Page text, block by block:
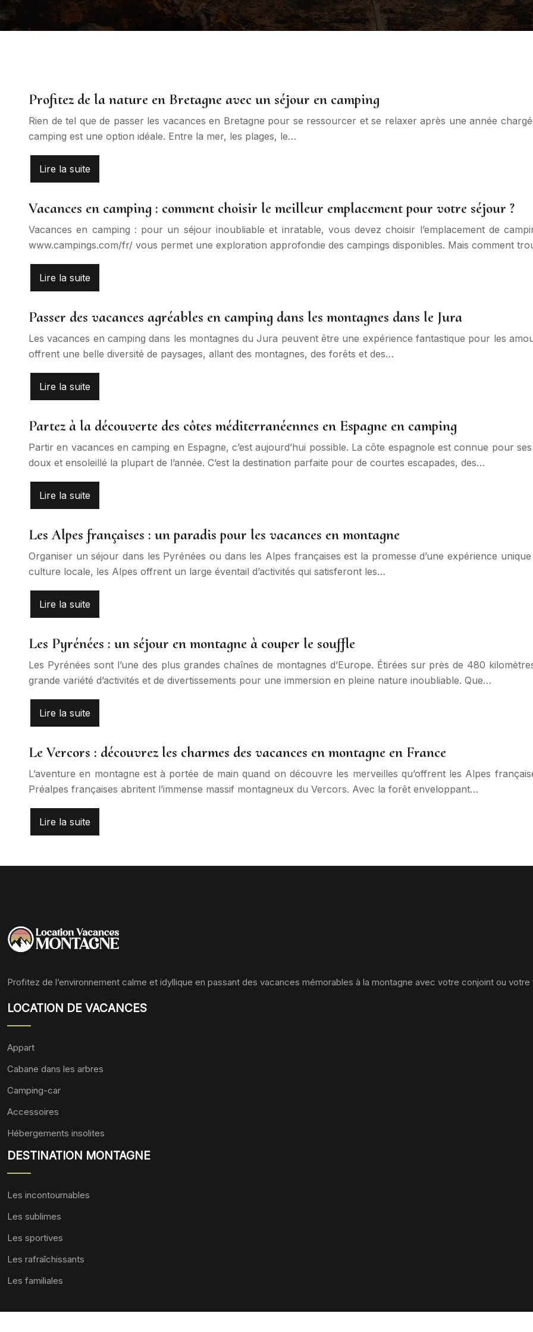
Profitez de la nature en Bretagne avec un séjour en camping
Rien de tel que de passer les vacances en Bretagne pour se ressourcer et se relaxer après une année
camping est une option idéale. Entre la mer, les plages, le…
Lire la suite
Vacances en camping : comment choisir le meilleur emplacement pour votre séjour ?
Vacances en camping : pour un séjour inoubliable et inratable, vous devez choisir l’emplacement de
www.campings.com/fr/ vous permet une exploration approfondie des campings disponibles. Mais comment
Lire la suite
Passer des vacances agréables en camping dans les montagnes dans le Jura
Les vacances en camping dans les montagnes du Jura peuvent être une expérience fantastique pour les
offrent une belle diversité de paysages, allant des montagnes, des forêts et des…
Lire la suite
Partez à la découverte des côtes méditerranéennes en Espagne en camping
Partir en vacances en camping en Espagne, c’est aujourd’hui possible. La côte espagnole est connue pour
doux et ensoleillé la plupart de l’année. C’est la destination parfaite pour de courtes escapades, des…
Lire la suite
Les Alpes françaises : un paradis pour les vacances en montagne
Organiser un séjour dans les Pyrénées ou dans les Alpes françaises est la promesse d’une expérience
culture locale, les Alpes offrent un large éventail d’activités qui satisferont les…
Lire la suite
Les Pyrénées : un séjour en montagne à couper le souffle
Les Pyrénées sont l’une des plus grandes chaînes de montagnes d’Europe. Étirées sur près de 480
grande variété d’activités et de divertissements pour une immersion en pleine nature inoubliable. Que…
Lire la suite
Le Vercors : découvrez les charmes des vacances en montagne en France
L’aventure en montagne est à portée de main quand on découvre les merveilles qu’offrent les Alpes
Préalpes françaises abritent l’immense massif montagneux du Vercors. Avec la forêt enveloppant…
Lire la suite
Profitez de l’environnement calme et idyllique en passant des vacances mémorables à la montagne avec votre conjoint ou votre
LOCATION DE VACANCES
Appart
Cabane dans les arbres
Camping-car
Accessoires
Hébergements insolites
DESTINATION MONTAGNE
Les incontournables
Les sublimes
Les sportives
Les rafraîchissants
Les familiales